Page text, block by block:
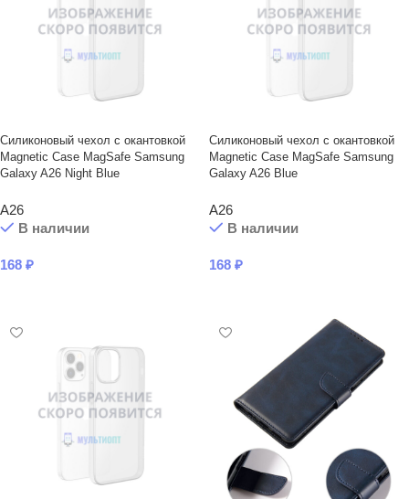
Силиконовый чехол с окантовкой
Magnetic Case MagSafe Samsung
Galaxy A26 Night Blue
A26
В наличии
168 ₽
Силиконовый чехол с окантовкой
Magnetic Case MagSafe Samsung
Galaxy A26 Blue
A26
В наличии
168 ₽